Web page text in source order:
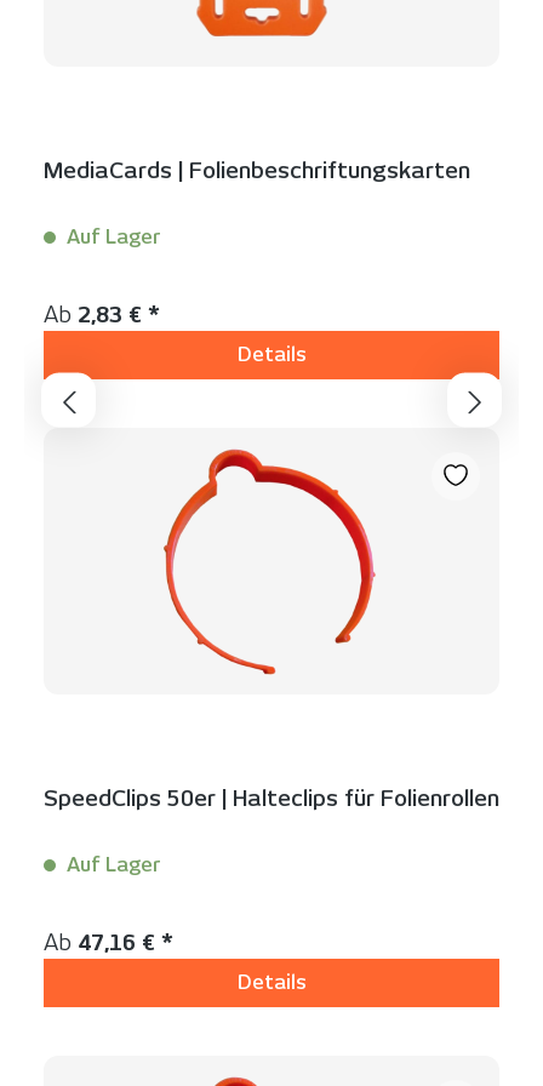
MediaCards | Folienbeschriftungskarten
Auf Lager
Regulärer Preis:
Ab 2,83 € *
Details
SpeedClips 50er | Halteclips für Folienrollen
Auf Lager
Regulärer Preis:
Ab 47,16 € *
Details